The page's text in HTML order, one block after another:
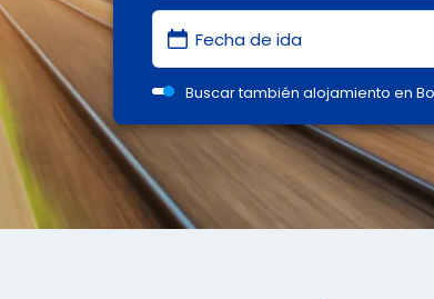
Buscar también alojamiento en